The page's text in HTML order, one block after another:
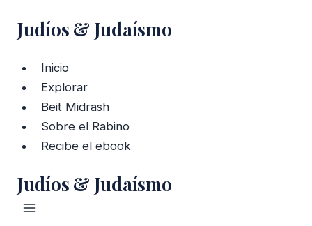
Judíos & Judaísmo
Inicio
Explorar
Beit Midrash
Sobre el Rabino
Recibe el ebook
Judíos & Judaísmo